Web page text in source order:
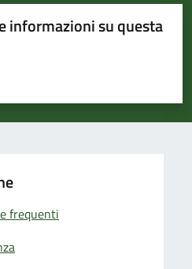
informazioni su questa
su 5
5
frequenti